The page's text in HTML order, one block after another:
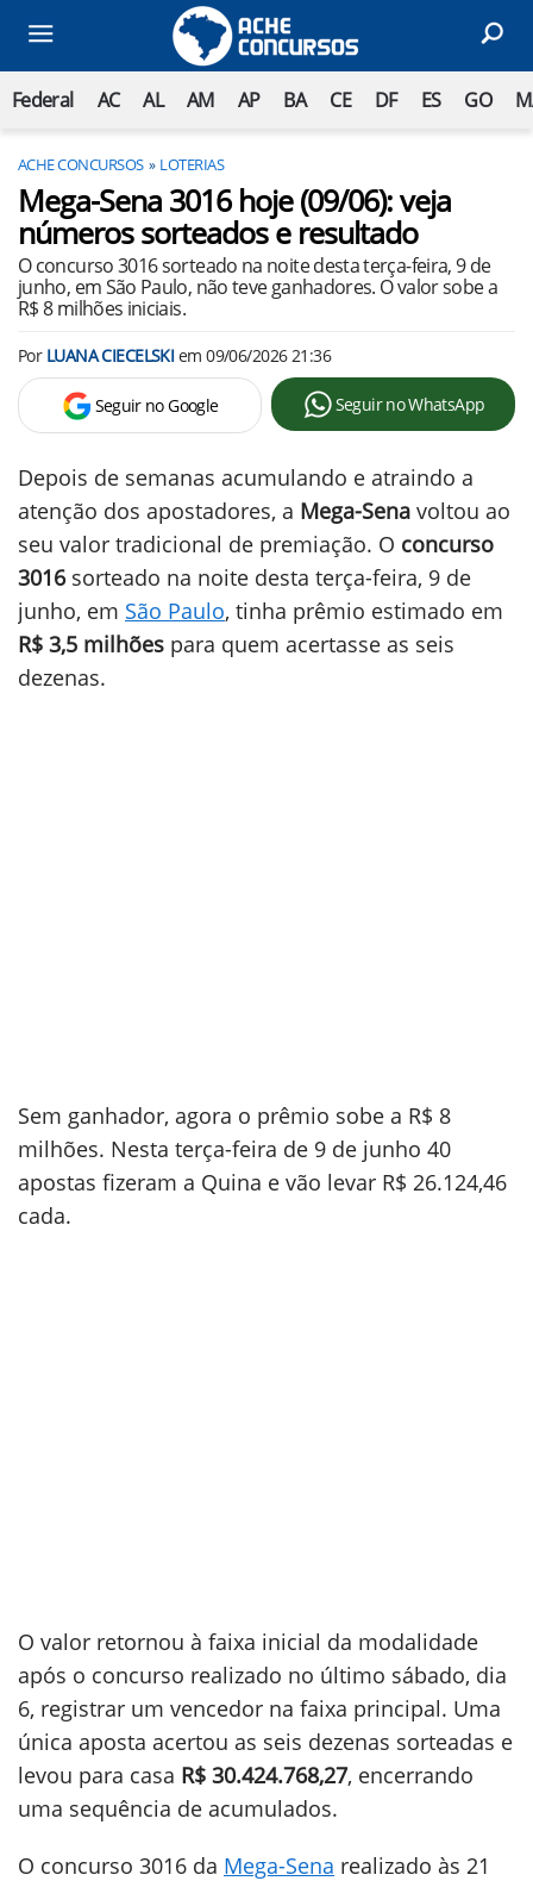
Federal AC AL AM AP BA CE DF ES GO
ACHE CONCURSOS LOTERIAS
Mega-Sena 3016 hoje (09/06): veja
números sorteados e resultado
O concurso 3016 sorteado na noite desta terça-feira, 9 de
junho, em São Paulo, não teve ganhadores. O valor sobe a
R$ 8 milhões iniciais.
Por LUANA CIECELSKIem09/06/2026 21:36
Seguir no Google Seguir no WhatsApp
Depois de semanas acumulando e atraindo a
atenção dos apostadores, a Mega-Sena voltou ao
seu valor tradicional de premiação. O concurso
3016sorteado na noite desta terça-feira, 9 de
junho, em São Paulo, tinha prêmio estimado em
R$ 3,5 milhões para quem acertasse as seis
dezenas.
Sem ganhador, agora o prêmio sobe a R$ 8
milhões. Nesta terça-feira de 9 de junho 40
apostas fizeram a Quina e vão levar R$ 26.124,46
cada.
O valor retornou à faixa inicial da modalidade
após o concurso realizado no último sábado, dia
6, registrar um vencedor na faixa principal. Uma
única aposta acertou as seis dezenas sorteadas e
levou para casa R$ 30.424.768,27, encerrando
uma sequência de acumulados.
O concurso 3016 da Mega-Sena realizado às 21